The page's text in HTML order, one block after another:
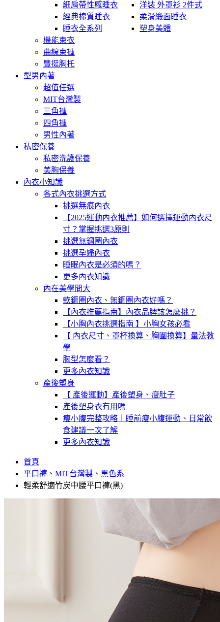
細肩帶性感睡衣
洋裝 外罩衫 2件式
經典棉質睡衣
柔滑緞面睡衣
睡衣全系列
塑身美體
機能束衣
曲線束褲
豐挺胸托
型男內著
超值任選
MIT台灣製
三角褲
四角褲
男性內著
私密保養
私密洗護保養
美胸保養
內衣小知識
各式內衣挑選方式
挑選無痕內衣
【2025運動內衣推薦】如何選擇運動內衣尺
寸？掌握挑選3原則
挑選無鋼圈內衣
挑選孕婦內衣
睡眠內衣是必須的嗎？
更多內衣知識
內在美學問大
軟鋼圈內衣、無鋼圈內衣好嗎？
【內衣推薦指南】內衣品牌該怎麼挑？
【小胸內衣挑選指南 】小胸女孩必看
【 內衣尺寸、罩杯換算、胸圍換算】量法教
學
胸型怎麼看？
更多內衣知識
產後塑身
【 產後運動】產後塑身、瘦肚子
產後塑身衣有用嗎
瘦小腹完整攻略｜睡前瘦小腹運動、日常飲
食建議一次了解
更多內衣知識
首頁
平口褲 、 MIT台灣製 、 黑色系
輕柔舒適竹炭中腰平口褲(黑)